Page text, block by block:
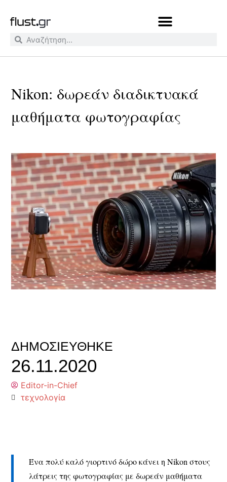
Nikon: δωρεάν διαδικτυακά
μαθήματα φωτογραφίας
ΔΗΜΟΣΙΕΎΘΗΚΕ
26.11.2020
Editor-in-Chief
τεχνολογία
Ένα πολύ καλό γιορτινό δώρο κάνει η Nikon στους
λάτρεις της φωτογραφίας με δωρεάν μαθήματα